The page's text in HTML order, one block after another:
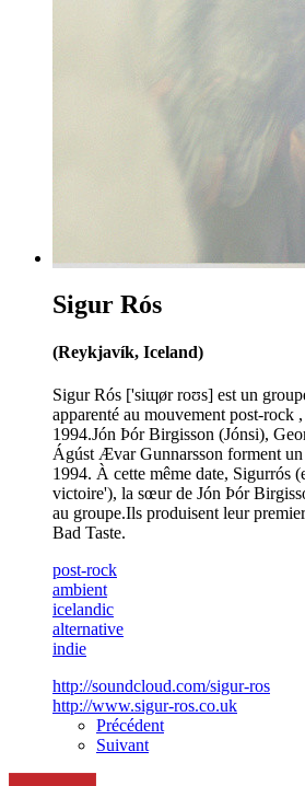
Sigur Rós
(Reykjavík, Iceland)
Sigur Rós ['siɰør roʊs] est un
apparenté au mouvement post-rock
1994.Jón Þór Birgisson (Jónsi),
Ágúst Ævar Gunnarsson forment
1994. À cette même date, Sigurrós
victoire'), la sœur de Jón Þór
au groupe.Ils produisent leur
Bad Taste.
post-rock
ambient
icelandic
alternative
indie
http://soundcloud.com/sigur-ros
http://www.sigur-ros.co.uk
Précédent
Suivant